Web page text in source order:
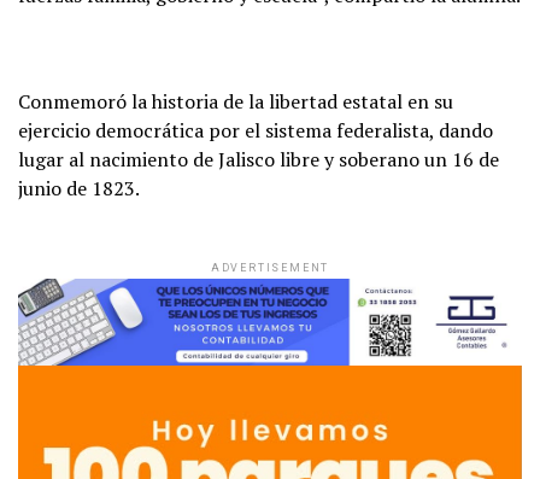
Conmemoró la historia de la libertad estatal en su
ejercicio democrática por el sistema federalista, dando
lugar al nacimiento de Jalisco libre y soberano un 16 de
junio de 1823.
ADVERTISEMENT